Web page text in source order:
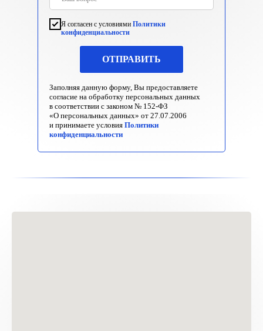
Я согласен с условиями Политики
конфиденциальности
ОТПРАВИТЬ
Заполняя данную форму, Вы предоставляете
согласие на обработку персональных данных
в соответствии с законом № 152-ФЗ
«О персональных данных» от 27.07.2006
и принимаете условия Политики
конфиденциальности